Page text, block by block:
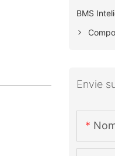
BMS
Envie